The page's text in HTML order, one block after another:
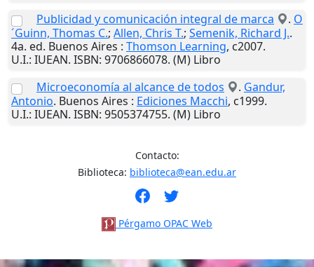
Publicidad y comunicación integral de marca
. O
´Guinn, Thomas C.; Allen, Chris T.; Semenik, Richard J..
4a. ed. Buenos Aires : Thomson Learning, c2007.
U.I.: IUEAN. ISBN: 9706866078. (M) Libro
Microeconomía al alcance de todos
. Gandur,
Antonio. Buenos Aires : Ediciones Macchi, c1999.
U.I.: IUEAN. ISBN: 9505374755. (M) Libro
Contacto:
Biblioteca: biblioteca@ean.edu.ar
Pérgamo OPAC Web